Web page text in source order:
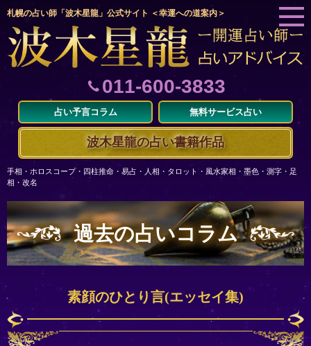
札幌の占い師「波木星龍」公式サイト ＜幸運への道案内＞
011-600-3833
占い予言コラム 無料サービス占い
波木星龍の占い書籍作品
手相・ホロスコープ・四柱推命・易占・人相・タロット・風水家相・墨色・測字・足
相・改名
過去の占いコラム
素顔のひとり言(エッセイ集)